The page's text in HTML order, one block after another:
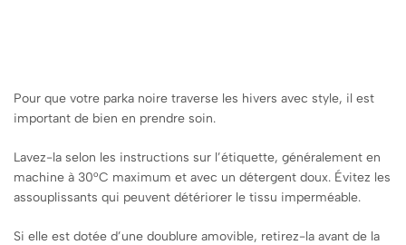
Pour que votre parka noire traverse les hivers avec style, il est
important de bien en prendre soin.
Lavez-la selon les instructions sur l’étiquette, généralement en
machine à 30°C maximum et avec un détergent doux. Évitez les
assouplissants qui peuvent détériorer le tissu imperméable.
Si elle est dotée d’une doublure amovible, retirez-la avant de la